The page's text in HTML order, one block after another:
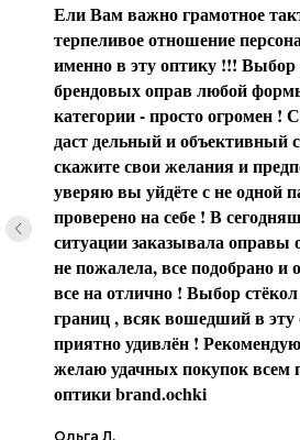
Ели Вам важно грамотное
терпеливое отношение
именно в эту оптику !!! Выбор
брендовых оправ любой
категории - просто огромен !
даст дельный и объективный
скажите свои желания и
уверяю вы уйдёте с не одной
проверено на себе ! В
ситуации заказывала оправы
не пожалела, все подобрано и
все на отлично ! Выбор
границ , всяк вошедший в эту
приятно удивлён !
желаю удачных покупок всем
оптики brаnd.ochki
Ольга Л.